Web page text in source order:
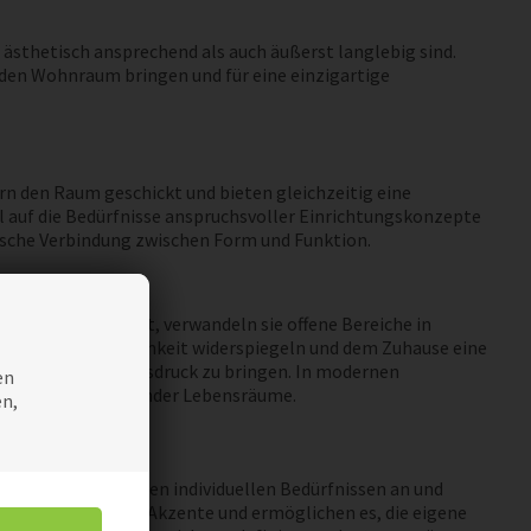
ansprechend als auch äußerst langlebig sind.
Wohnraum bringen und für eine einzigartige
den Raum geschickt und bieten gleichzeitig eine
die Bedürfnisse anspruchsvoller Einrichtungskonzepte
Verbindung zwischen Form und Funktion.
konzipiert, verwandeln sie offene Bereiche in
die Persönlichkeit widerspiegeln und dem Zuhause eine
Stil zum Ausdruck zu bringen. In modernen
ansprechender Lebensräume.
passen sich den individuellen Bedürfnissen an und
sie glamouröse Akzente und ermöglichen es, die eigene